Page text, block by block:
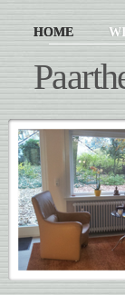
HOME